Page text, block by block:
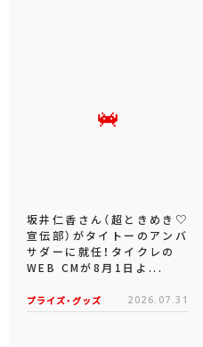
坂井仁香さん（超ときめき♡
宣伝部）がタイトーのアンバ
サダーに就任！タイクレの
WEB CMが8月1日よ...
プライズ・グッズ 2026.07.31